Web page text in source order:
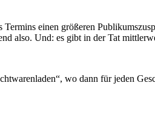
einen größeren
also. Und: es gibt in der Tat
wo dann für jeden